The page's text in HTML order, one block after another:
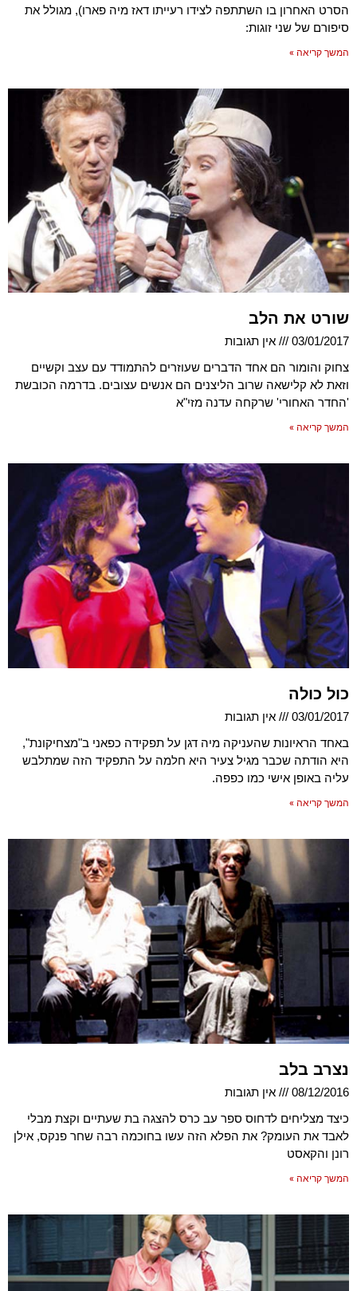
הסרט האחרון בו השתתפה לצידו רעייתו דאז מיה פארו), מגולל את
סיפורם של שני זוגות:
המשך קריאה »
שורט את הלב
03/01/2017
אין תגובות
צחוק והומור הם אחד הדברים שעוזרים להתמודד עם עצב וקשיים
וזאת לא קלישאה שרוב הליצנים הם אנשים עצובים. בדרמה הכובשת
'החדר האחורי' שרקחה עדנה מזי"א
המשך קריאה »
כול כולה
03/01/2017
אין תגובות
באחד הראיונות שהעניקה מיה דגן על תפקידה כפאני ב"מצחיקונת",
היא הודתה שכבר מגיל צעיר היא חלמה על התפקיד הזה שמתלבש
עליה באופן אישי כמו כפפה.
המשך קריאה »
נצרב בלב
08/12/2016
אין תגובות
כיצד מצליחים לדחוס ספר עב כרס להצגה בת שעתיים וקצת מבלי
לאבד את העומק? את הפלא הזה עשו בחוכמה רבה שחר פנקס, אילן
רונן והקאסט
המשך קריאה »